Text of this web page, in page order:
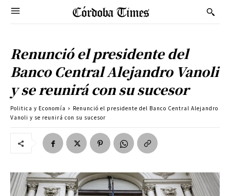
Renunció el presidente del
Banco Central Alejandro Vanoli
y se reunirá con su sucesor
Politica y Economía
Renunció el presidente del Banco Central Alejandro
Vanoli y se reunirá con su sucesor